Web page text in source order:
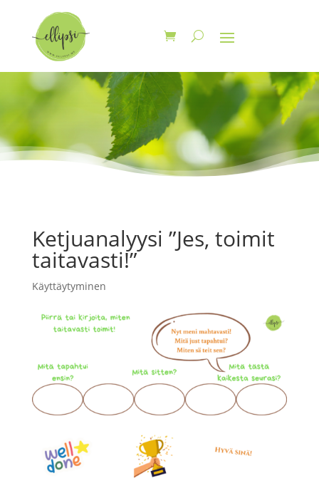
Ketjuanalyysi ”Jes, toimit
taitavasti!”
Käyttäytyminen